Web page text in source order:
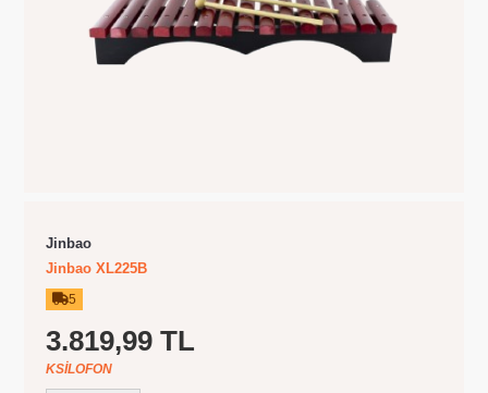
Jinbao
Jinbao XL225B
5
3.819,99 TL
KSILOFON